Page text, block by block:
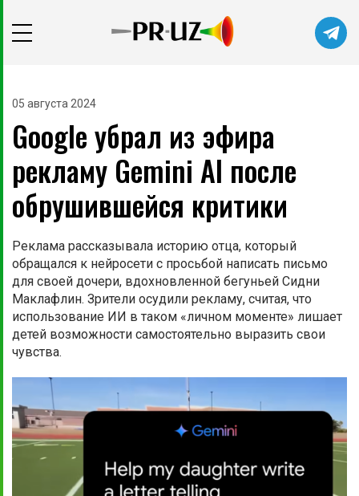
05 августа 2024
Google убрал из эфира
рекламу Gemini AI после
обрушившейся критики
Реклама рассказывала историю отца, который
обращался к нейросети с просьбой написать письмо
для своей дочери, вдохновленной бегуньей Сидни
Маклафлин. Зрители осудили рекламу, считая, что
использование ИИ в таком «личном моменте» лишает
детей возможности самостоятельно выразить свои
чувства.